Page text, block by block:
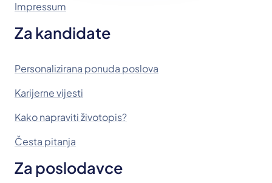
Impressum
Za kandidate
Personalizirana ponuda poslova
Karijerne vijesti
Kako napraviti životopis?
Česta pitanja
Za poslodavce